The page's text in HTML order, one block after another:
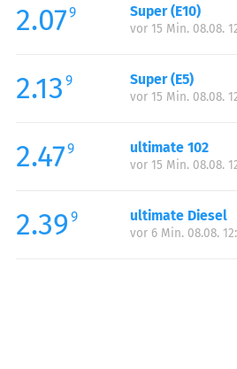
Samstag:
Sonntag:
2.079 Super (E10)
vor 15 Min. 08.08.
2.13 9 Super (E5)
vor 15 Min. 08.08.
2.479 ultimate 102
vor 15 Min. 08.08.
2.39 9 ultimate Diesel
vor 6 Min. 08.08.